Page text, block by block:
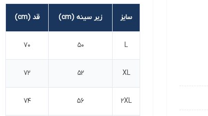
سایز زیر سینه (cm) قد (cm)
L
50
70
XL
52
72
2XL
56
74